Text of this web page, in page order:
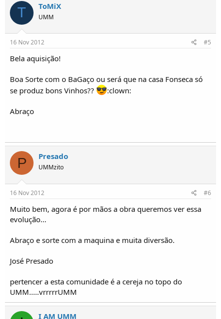
T ToMiX
UMM
16 Nov 2012 #5
Bela aquisição!
Boa Sorte com o BaGaço ou será que na casa Fonseca só
se produz bons Vinhos??
:clown:
Abraço
P Presado
UMMzito
16 Nov 2012 #6
Muito bem, agora é por mãos a obra queremos ver essa
evolução...
Abraço e sorte com a maquina e muita diversão.
José Presado
pertencer a esta comunidade é a cereja no topo do
UMM.....vrrrrrUMM
I AM UMM